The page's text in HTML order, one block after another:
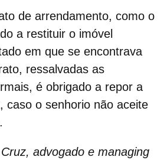
de arrendamento, como o
a restituir o imóvel
em que se encontrava
ressalvadas as
é obrigado a repor a
caso o senhorio não aceite
advogado e managing